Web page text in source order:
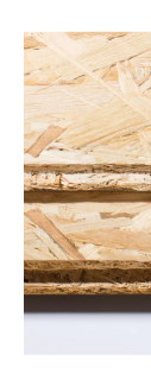
ř
e
b
u
j
e
t
e
n
a
j